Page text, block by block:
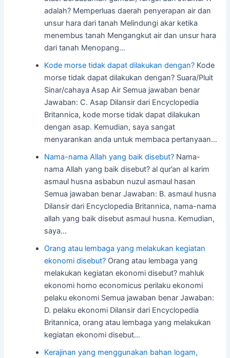
adalah? Memperluas daerah penyerapan air dan
unsur hara dari tanah Melindungi akar ketika
menembus tanah Mengangkut air dan unsur hara
dari tanah Menopang…
Kode morse tidak dapat dilakukan dengan? Kode
morse tidak dapat dilakukan dengan? Suara/Pluit
Sinar/cahaya Asap Air Semua jawaban benar
Jawaban: C. Asap Dilansir dari Encyclopedia
Britannica, kode morse tidak dapat dilakukan
dengan asap. Kemudian, saya sangat
menyarankan anda untuk membaca pertanyaan…
Nama-nama Allah yang baik disebut? Nama-
nama Allah yang baik disebut? al qur’an al karim
asmaul husna asbabun nuzul asmaul hasan
Semua jawaban benar Jawaban: B. asmaul husna
Dilansir dari Encyclopedia Britannica, nama-nama
allah yang baik disebut asmaul husna. Kemudian,
saya…
Orang atau lembaga yang melakukan kegiatan
ekonomi disebut? Orang atau lembaga yang
melakukan kegiatan ekonomi disebut? mahluk
ekonomi homo economicus perilaku ekonomi
pelaku ekonomi Semua jawaban benar Jawaban:
D. pelaku ekonomi Dilansir dari Encyclopedia
Britannica, orang atau lembaga yang melakukan
kegiatan ekonomi disebut…
Kerajinan yang menggunakan bahan logam,